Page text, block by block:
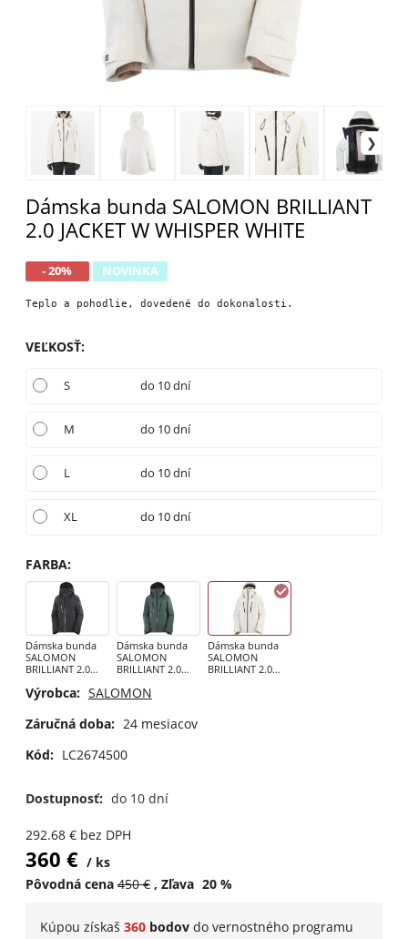
Dámska bunda SALOMON BRILLIANT
2.0 JACKET W WHISPER WHITE
- 20% NOVINKA
Teplo a pohodlie, dovedené do dokonalosti.
VEĽKOSŤ:
S do 10 dní
M do 10 dní
L do 10 dní
XL do 10 dní
FARBA:
Dámska bunda
SALOMON
BRILLIANT 2.0
Dámska bunda
SALOMON
BRILLIANT 2.0
GABLES
Dámska bunda
SALOMON
BRILLIANT 2.0
Výrobca: SALOMON
Záručná doba: 24 mesiacov
Kód: LC2674500
Dostupnosť: do 10 dní
292.68€ bez DPH
360 €
ks
Pôvodná cena 450€ Zľava 20%
Kúpou získaš 360bodovdo vernostného programu